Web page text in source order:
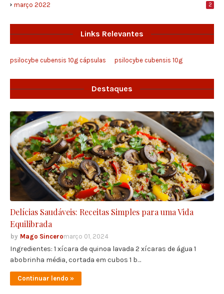
março 2022 2
Links Relevantes
psilocybe cubensis 10g cápsulas psilocybe cubensis 10g
Destaques
Delícias Saudáveis: Receitas Simples para uma Vida
Equilibrada
Mago Sinceromarço 01, 2024
Ingredientes: 1 xícara de quinoa lavada 2 xícaras de água 1
abobrinha média, cortada em cubos 1 b…
Continuar lendo »